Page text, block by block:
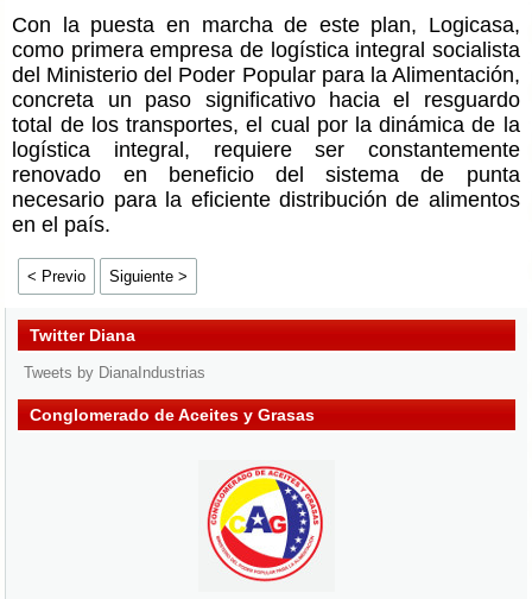
Con la puesta en marcha de este plan, Logicasa,
como primera empresa de logística integral socialista
del Ministerio del Poder Popular para la Alimentación,
concreta un paso significativo hacia el resguardo
total de los transportes, el cual por la dinámica de la
logística integral, requiere ser constantemente
renovado en beneficio del sistema de punta
necesario para la eficiente distribución de alimentos
en el país.
< Previo Siguiente >
Twitter Diana
Tweets by DianaIndustrias
Conglomerado de Aceites y Grasas